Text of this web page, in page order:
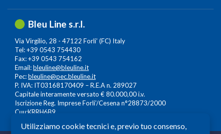
Bleu Line s.r.l.
Via Virgilio, 28 - 47122 Forli’ (FC) Italy
Tel: +39 0543 754430
Fax: +39 0543 754162
Email:bleuline@bleuline.it
Pec:bleuline@pec.bleuline.it
P. IVA: IT03168170409 – R.E.A n. 289027
Capitale interamente versato € 80.000,00 i.v.
Iscrizione Reg. Imprese Forli’/Cesena n°28873/2000
Cuu:KRRH6B9
Utilizziamo cookie tecnici e, previo tuo consenso,